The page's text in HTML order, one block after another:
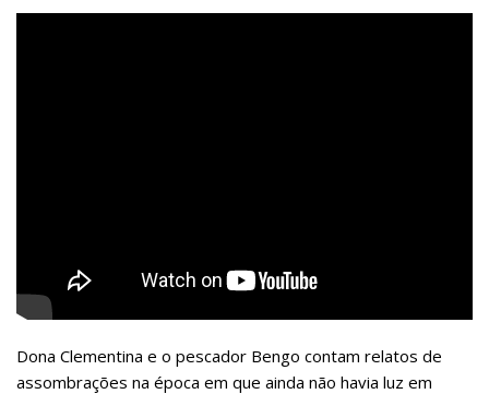
Dona Clementina e o pescador Bengo contam relatos de
assombrações na época em que ainda não havia luz em